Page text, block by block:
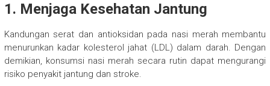
1. Menjaga Kesehatan Jantung
Kandungan serat dan antioksidan pada nasi merah membantu
menurunkan kadar kolesterol jahat (LDL) dalam darah. Dengan
demikian, konsumsi nasi merah secara rutin dapat mengurangi
risiko penyakit jantung dan stroke.